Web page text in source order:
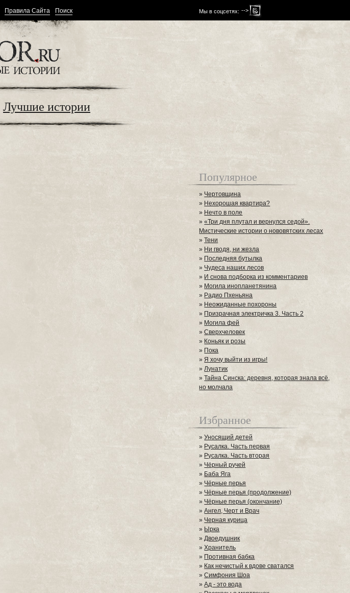
Мы в соцсетях: -->
Правила Сайта Поиск
Лучшие истории
Популярное
» Чертовщина
» Нехорошая квартира?
» Нечто в поле
»«Три дня плутал и вернулся седой».
Мистические истории о нововятских лесах
»Тени
» Ни гводя, ни жезла
» Последняя бутылка
» Чудеса наших лесов
» И снова подборка из комментариев
» Могила инопланетянина
» Радио Пхеньяна
» Неожиданные похороны
» Призрачная электричка 3. Часть 2
» Могила фей
»Сверхчеловек
» Коньяк и розы
» Пока
»Я хочу выйти из игры!
»Лунатик
»Тайна Синска: деревня, которая знала всё,
но молчала
Избранное
»Уносящий детей
» Русалка. Часть первая
» Русалка. Часть вторая
» Чёрный ручей
» Баба Яга
» Чёрные перья
»Чёрные перья (продолжение)
» Чёрные перья (окончание)
»Ангел, Черт и Врач
» Черная курица
» Ырка
»Двоедушник
»Хранитель
» Противная бабка
» Как нечистый к вдове сватался
»Симфония Шоа
»Ад - это вода